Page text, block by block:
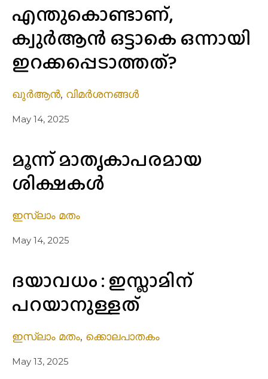
എന്തുകൊണ്ടാണ്,
ക്വുര്‍ആന്‍ ഒട്ടാകെ ഒന്നായി
ഇറക്കപ്പെടാത്തത്?
ഖുർആൻ, വിമർശനങ്ങൾ
May 14, 2025
മൂന്ന് മാതൃകാപരമായ
ശിക്ഷകൾ
ഇസ്ലാം മതം
May 14, 2025
ദയാവധം : ഇസ്ലാമിന്
പറയാനുള്ളത്
ഇസ്ലാം മതം, ക്കൊലപാതകം
May 13, 2025